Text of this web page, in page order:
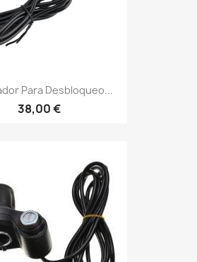
Para Desbloqueo...
38,00 €